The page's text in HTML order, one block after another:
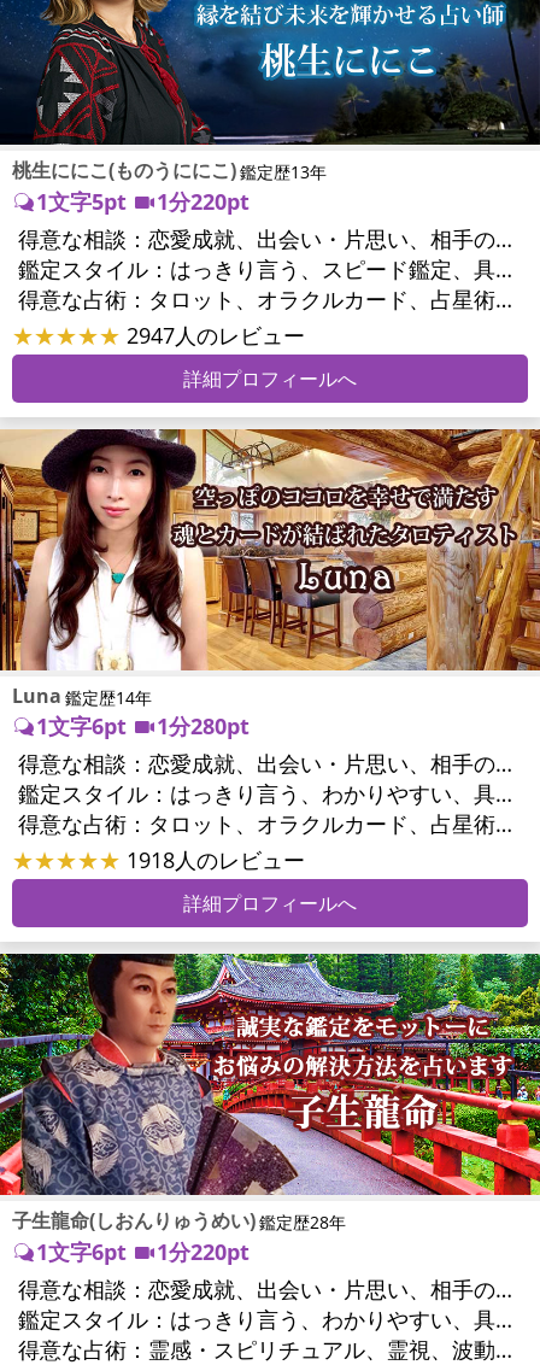
桃生ににこ(ものうににこ)鑑定歴13年
1文字5pt
1分220pt
得意な相談：
恋愛成就、出会い・片思い、相手の気持ち、相性、結婚、男心・女心、二人の今後、複雑な恋愛、三角関係、略奪愛、浮気、不倫、復活愛、復縁、離婚、人間関係、職場の人間関係、対人関係、仕事運、適職、天職、転職、進路、就職、人生全般、使命、夢、目標、ビジネスチャンス、家族関係、夫婦関係、家庭問題、夫婦問題、育児・子育て、人生相談
鑑定スタイル：
はっきり言う、スピード鑑定、具体的、友達のように相談できる、とても話しやすい
得意な占術：
タロット、オラクルカード、占星術、数秘術、カラー診断
★★★★★ 2947人のレビュー
詳細プロフィールへ
Luna 鑑定歴14年
1文字6pt
1分280pt
得意な相談：
恋愛成就、出会い・片思い、相手の気持ち、結婚、男心・女心、二人の今後、複雑な恋愛、三角関係、浮気、不倫、離婚、同性愛・LGBT、人間関係、職場の人間関係、対人関係、仕事運、転職、進路、就職、人生全般、夢、目標、ビジネスチャンス、家族関係、夫婦関係、家庭問題、夫婦問題、シングルマザー、心の問題、ストレス、人生相談
鑑定スタイル：
はっきり言う、わかりやすい、具体的、的確、納得感、友達のように相談できる、聞き上手、とても話しやすい、じっくり聞いてくれる、愛にあふれ温かい、勇気をくれる、前向き・元気になれる
得意な占術：
タロット、オラクルカード、占星術、数秘術、手相、カウンセリング、ルノルマンカード
★★★★★ 1918人のレビュー
詳細プロフィールへ
子生龍命(しおんりゅうめい)鑑定歴28年
1文字6pt
1分220pt
得意な相談：
恋愛成就、出会い・片思い、相手の気持ち、相性、縁結び、結婚、男心・女心、二人の今後、複雑な恋愛、三角関係、略奪愛、浮気、不倫、復活愛、復縁、離婚、人間関係、職場の人間関係、対人関係、仕事運、適職、転職、進路、就職、人生全般、経営相談、人事、開業、目標、ビジネスチャンス、ビジネスパートナー、パワーハラスメント、セクシャルハラスメント、家族関係、夫婦関係、家庭問題、夫婦問題、親族問題、育児・子育て、シングルマザー、ドメスティックバイオレンス、心の問題、うつ、トラウマ、ストレス、いじめ、人生相談、霊的問題、健康運、金運、金銭トラブル、ご近所問題、縁切り
鑑定スタイル：
はっきり言う、わかりやすい、具体的、的確、納得感、聞き上手、とても話しやすい、じっくり聞いてくれる、勇気をくれる、前向き・元気になれる
得意な占術：
霊感・スピリチュアル、霊視、波動修正、タロット、オラクルカード、手相、祈祷、祈願、縁結び、除霊、縁切り、ダウジング、ヒーリング、レイキ、カウンセリング、オリジナル占術